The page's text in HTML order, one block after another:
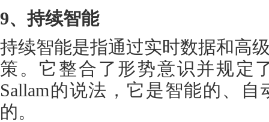
9、持续智能
持续智能是指通过实时数据和高
策。它整合了形势意识并规定
Sallam的说法，它是智能的、
的。